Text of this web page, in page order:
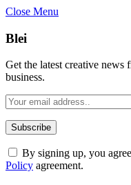
Close Menu
Blei
Get the latest creative news
business.
By signing up, you
Policy agreement.